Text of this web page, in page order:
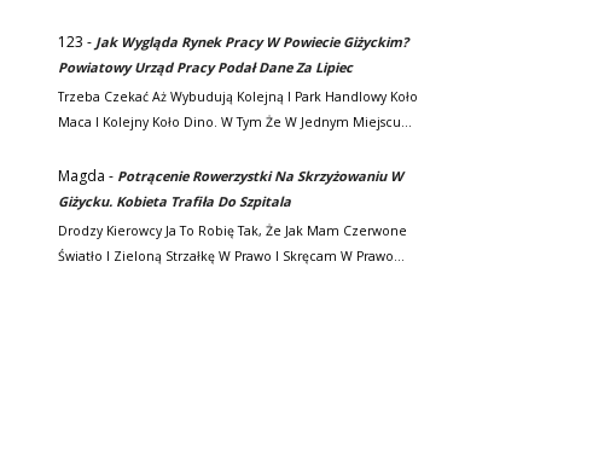
123 - Jak Wygląda Rynek Pracy W Powiecie Giżyckim?
Powiatowy Urząd Pracy Podał Dane Za Lipiec
Trzeba Czekać Aż Wybudują Kolejną I Park Handlowy Koło
Maca I Kolejny Koło Dino. W Tym Że W Jednym Miejscu…
Magda - Potrącenie Rowerzystki Na Skrzyżowaniu W
Giżycku. Kobieta Trafiła Do Szpitala
Drodzy Kierowcy Ja To Robię Tak, Że Jak Mam Czerwone
Światło I Zieloną Strzałkę W Prawo I Skręcam W Prawo…